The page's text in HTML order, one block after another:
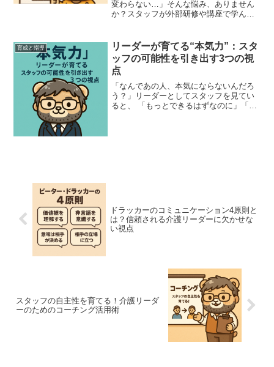
変わらない…」そんな悩み、ありません
か？スタッフが外部研修や講座で学んで
果”に変えるために、 私が実践していた
「アウトプットの仕組み...
育成と指導
リーダーが育てる“本気力”：スタ
ッフの可能性を引き出す3つの視
点
「なんであの人、本気にならないんだろ
う？」リーダーとしてスタッフを見てい
ると、 「もっとできるはずなのに」「や
ドラッカーのコミュニケーション4原則と
は？信頼される介護リーダーに欠かせな
い視点
スタッフの自主性を育てる！介護リーダ
ーのためのコーチング活用術